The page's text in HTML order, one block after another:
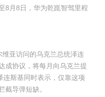
8月8日，华为乾崑智驾里程
亚访问的乌克兰总统泽连
成协议，将每月向乌克兰提
连斯基同时表示，仅靠这项
截导弹短缺。